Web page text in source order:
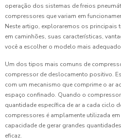
operação dos sistemas de freios
compressores que variam em
Neste artigo, exploraremos os
em caminhões, suas características,
você a escolher o modelo mais
Um dos tipos mais comuns de
compressor de deslocamento positivo.
com um mecanismo que comprime o ar
espaço confinado. Quando o
quantidade específica de ar a cada ciclo
compressores é amplamente utilizada
capacidade de gerar grandes
eficaz.